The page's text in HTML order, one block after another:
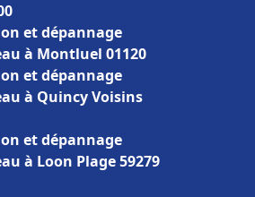
et dépannage
à Montluel 01120
et dépannage
à Quincy Voisins
et dépannage
à Loon Plage 59279